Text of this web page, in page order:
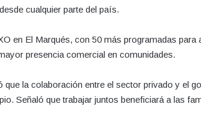
cualquier parte del país.
en El Marqués, con 50 más programadas
presencia comercial en comunidades.
que la colaboración entre el sector privado y el
Señaló que trabajar juntos beneficiará a las